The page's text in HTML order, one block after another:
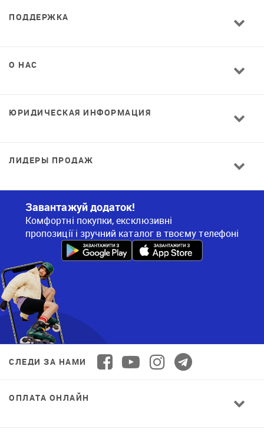
ПОДДЕРЖКА
О НАС
ЮРИДИЧЕСКАЯ ИНФОРМАЦИЯ
ЛИДЕРЫ ПРОДАЖ
Завантажуй додаток!
Комфортні покупки, ексклюзивні
пропозиції і зручний каталог в твоєму телефоні
СЛЕДИ ЗА НАМИ
ОПЛАТА ОНЛАЙН